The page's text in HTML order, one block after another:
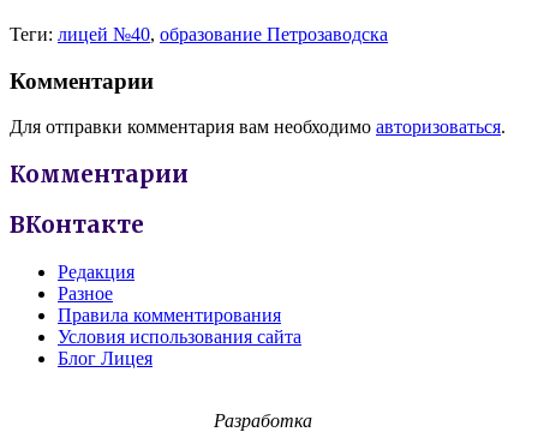
Теги: лицей №40, образование Петрозаводска
Комментарии
Для отправки комментария вам необходимо авторизоваться.
Комментарии
ВКонтакте
Редакция
Разное
Правила комментирования
Условия использования сайта
Блог Лицея
Разработка